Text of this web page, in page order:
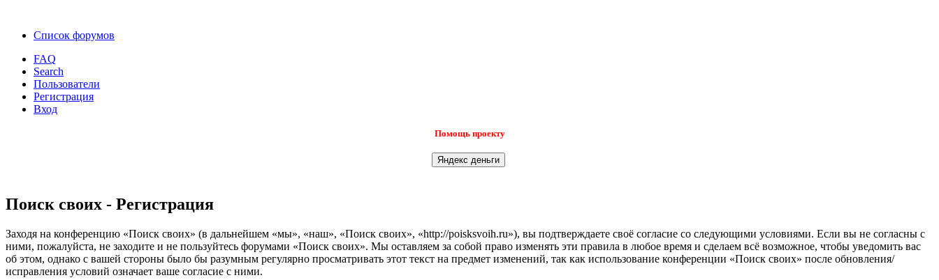
Список форумов
FAQ
Search
Пользователи
Регистрация
Вход
Помощь проекту
Поиск своих - Регистрация
Заходя на конференцию «Поиск своих» (в дальнейшем «мы», «наш», «Поиск своих», «http://poisksvoih.ru»), вы подтверждаете своё согласие со следующими условиями. Если вы не согласны с
ними, пожалуйста, не заходите и не пользуйтесь форумами «Поиск своих». Мы оставляем за собой право изменять эти правила в любое время и сделаем всё возможное, чтобы уведомить вас
об этом, однако с вашей стороны было бы разумным регулярно просматривать этот текст на предмет изменений, так как использование конференции «Поиск своих» после обновления/
исправления условий означает ваше согласие с ними.